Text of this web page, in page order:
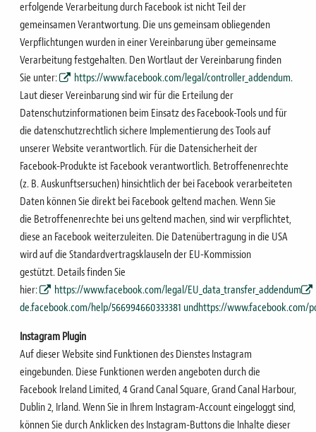
erfolgende Verarbeitung durch Facebook istnicht Teil der
gemeinsamen Verantwortung. Die uns gemeinsam obliegenden
Verpflichtungen wurden ineiner Vereinbarung über gemeinsame
Verarbeitung festgehalten. Den Wortlaut der Vereinbarung finden
Sie unter: https://www.facebook.com/legal/controller_addendum.
Laut dieser Vereinbarung sind wir für die Erteilungder
Datenschutzinformationen beim Einsatz des Facebook-Tools und für
die datenschutzrechtlich sichere Implementierung des Tools auf
unserer Website verantwortlich. Für die Datensicherheit der
Facebook-Produkte ist Facebook verantwortlich. Betroffenenrechte
(z. B. Auskunftsersuchen) hinsichtlich der beiFacebook verarbeiteten
Daten können Sie direkt bei Facebook geltend machen. Wenn Sie
die Betroffenenrechte bei uns geltend machen, sind wir verpflichtet,
diese an Facebook weiterzuleiten. Die Datenübertragung in die USA
wird auf die Standardvertragsklauseln der EU-Kommission
gestützt. Details finden Sie
hier:
https://www.facebook.com/legal/EU_data_transfer_addendum
de.facebook.com/help/566994660333381 undhttps://www.facebook.com/
Instagram Plugin
Auf dieser Website sind Funktionen des Dienstes Instagram
eingebunden. Diese Funktionen werden angeboten durch die
Facebook Ireland Limited, 4 Grand Canal Square, Grand Canal Harbour,
Dublin 2, Irland. Wenn Sie in Ihrem Instagram-Account eingeloggt sind,
können Sie durch Anklicken des Instagram-Buttonsdie Inhalte dieser